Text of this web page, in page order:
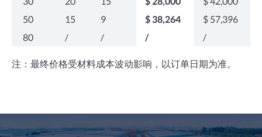
50
15 9 $ 38,264
$ 57,396
80
/ / / /
注：最终价格受材料成本波动影响，以订单日期为准。